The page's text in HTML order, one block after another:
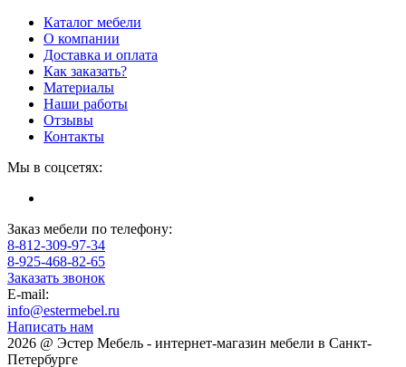
Каталог мебели
О компании
Доставка и оплата
Как заказать?
Материалы
Наши работы
Отзывы
Контакты
Мы в соцсетях:
Заказ мебели по телефону:
8-812-309-97-34
8-925-468-82-65
Заказать звонок
E-mail:
info@estermebel.ru
Написать нам
2026 @ Эстер Мебель - интернет-магазин мебели в Санкт-
Петербурге